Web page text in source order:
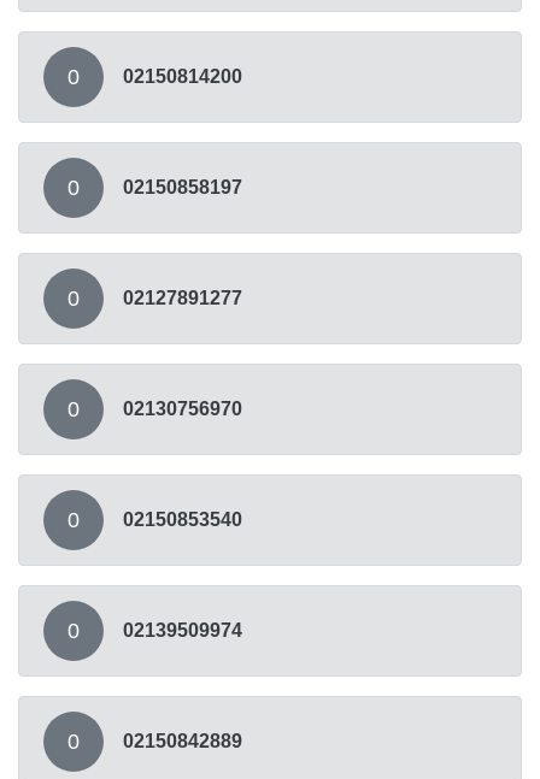
0 02150814200
0 02150858197
0 02127891277
0 02130756970
0 02150853540
0 02139509974
0 02150842889